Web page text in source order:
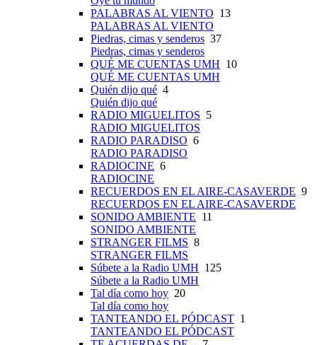
PALABRAS AL VIENTO 13
PALABRAS AL VIENTO
Piedras, cimas y senderos 37
Piedras, cimas y senderos
QUÉ ME CUENTAS UMH 10
QUÉ ME CUENTAS UMH
Quién dijo qué 4
Quién dijo qué
RADIO MIGUELITOS 5
RADIO MIGUELITOS
RADIO PARADISO 6
RADIO PARADISO
RADIOCINE 6
RADIOCINE
RECUERDOS EN EL AIRE-CASAVERDE 9
RECUERDOS EN EL AIRE-CASAVERDE
SONIDO AMBIENTE 11
SONIDO AMBIENTE
STRANGER FILMS 8
STRANGER FILMS
Súbete a la Radio UMH 125
Súbete a la Radio UMH
Tal día como hoy 20
Tal día como hoy
TANTEANDO EL PÓDCAST 1
TANTEANDO EL PÓDCAST